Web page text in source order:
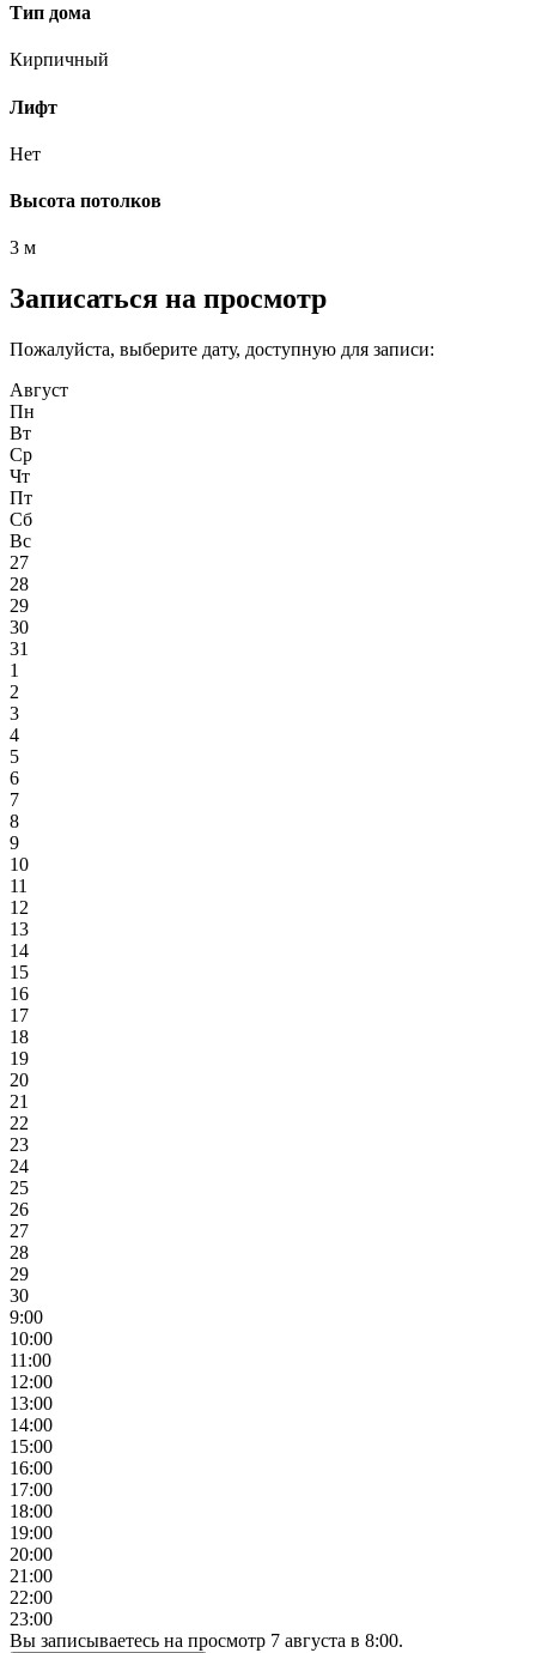
Тип дома
Кирпичный
Лифт
Нет
Высота потолков
3 м
Записаться на просмотр
Пожалуйста, выберите дату, доступную для записи:
Август
Пн
Вт
Ср
Чт
Пт
Сб
Вс
27
28
29
30
31
1
2
3
4
5
6
7
8
9
10
11
12
13
14
15
16
17
18
19
20
21
22
23
24
25
26
27
28
29
30
9:00
10:00
11:00
12:00
13:00
14:00
15:00
16:00
17:00
18:00
19:00
20:00
21:00
22:00
23:00
Вы записываетесь на просмотр 7 августа в 8:00.